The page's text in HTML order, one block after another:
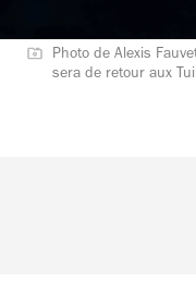
Photo de Alexis
sera de retour aux